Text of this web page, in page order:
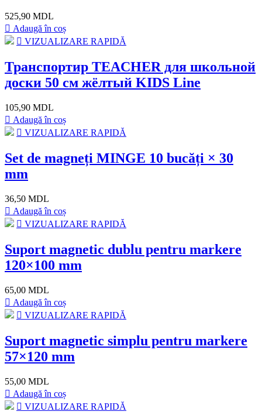
525,90 MDL
Adaugă în coș
VIZUALIZARE RAPIDĂ
Транспортир TEACHER для школьной
доски 50 см жёлтый KIDS Line
105,90 MDL
Adaugă în coș
VIZUALIZARE RAPIDĂ
Set de magneți MINGE 10 bucăți × 30
mm
36,50 MDL
Adaugă în coș
VIZUALIZARE RAPIDĂ
Suport magnetic dublu pentru markere
120×100 mm
65,00 MDL
Adaugă în coș
VIZUALIZARE RAPIDĂ
Suport magnetic simplu pentru markere
57×120 mm
55,00 MDL
Adaugă în coș
VIZUALIZARE RAPIDĂ